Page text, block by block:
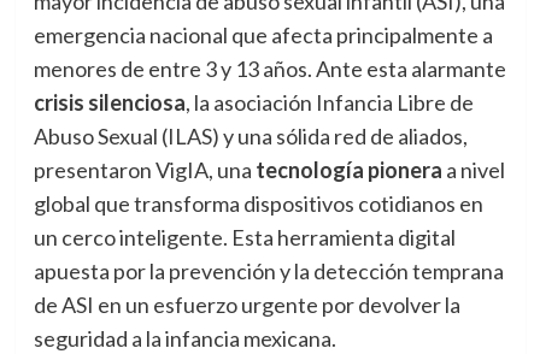
emergencia nacional que afecta principalmente a
menores de entre 3 y 13 años. Ante esta alarmante
crisis silenciosa, la asociación Infancia Libre de
Abuso Sexual (ILAS) y una sólida red de aliados,
presentaron VigIA, una tecnología pionera a nivel
global que transforma dispositivos cotidianos en
un cerco inteligente. Esta herramienta digital
apuesta por la prevención y la detección temprana
de ASI en un esfuerzo urgente por devolver la
seguridad a la infancia mexicana.